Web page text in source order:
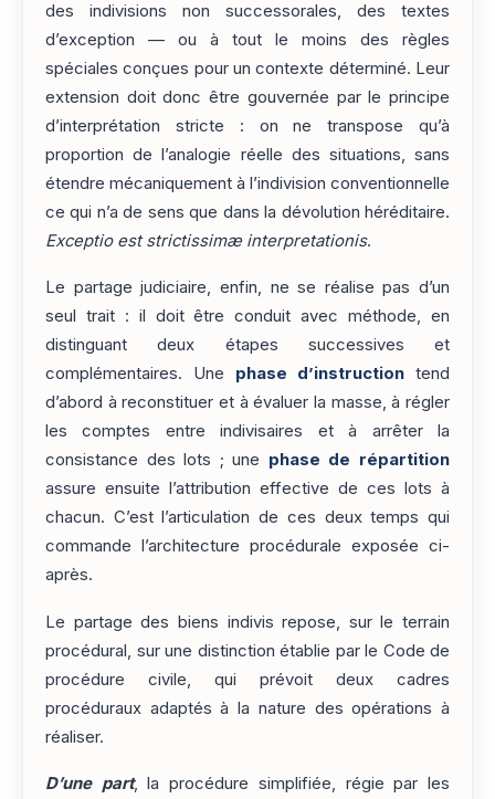
des indivisions non successorales, des textes
d’exception — ou à tout le moins des règles
spéciales conçues pour un contexte déterminé. Leur
extension doit donc être gouvernée par le principe
d’interprétation stricte : on ne transpose qu’à
proportion de l’analogie réelle des situations, sans
étendre mécaniquement à l’indivision conventionnelle
ce qui n’a de sens que dans la dévolution héréditaire.
Exceptio est strictissimæ interpretationis.
Le partage judiciaire, enfin, ne se réalise pas d’un
seul trait : il doit être conduit avec méthode, en
distinguant deux étapes successives et
complémentaires. Une phase d’instruction tend
d’abord à reconstituer et à évaluer la masse, à régler
les comptes entre indivisaires et à arrêter la
consistance des lots ; une phase de répartition
assure ensuite l’attribution effective de ces lots à
chacun. C’est l’articulation de ces deux temps qui
commande l’architecture procédurale exposée ci-
après.
Le partage des biens indivis repose, sur le terrain
procédural, sur une distinction établie par le Code de
procédure civile, qui prévoit deux cadres
procéduraux adaptés à la nature des opérations à
réaliser.
D’une part, la procédure simplifiée, régie par les